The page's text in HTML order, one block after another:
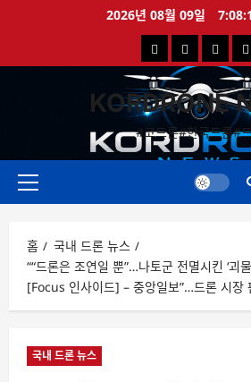
로
2026년 08월 09일
국
내
드
론
뉴
해
외
드
론
뉴
드
영
상
드
가
KORDRONE
#코드론#한국드론#
주
홈
국내 드론 뉴스
““드론은 조연일 뿐”…나토군 전멸시킨 ‘괴
[Focus 인사이드] – 중앙일보”…드론 시장
국내 드론 뉴스